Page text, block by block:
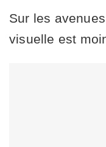
Sur les
visuelle est